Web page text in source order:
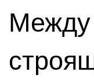
Между